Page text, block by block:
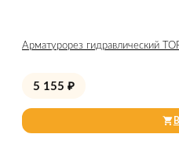
Арматурорез гидравлический
5 155 ₽